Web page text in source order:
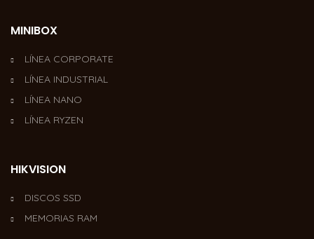
MINIBOX
LÍNEA CORPORATE
LÍNEA INDUSTRIAL
LÍNEA NANO
LÍNEA RYZEN
HIKVISION
DISCOS SSD
MEMORIAS RAM